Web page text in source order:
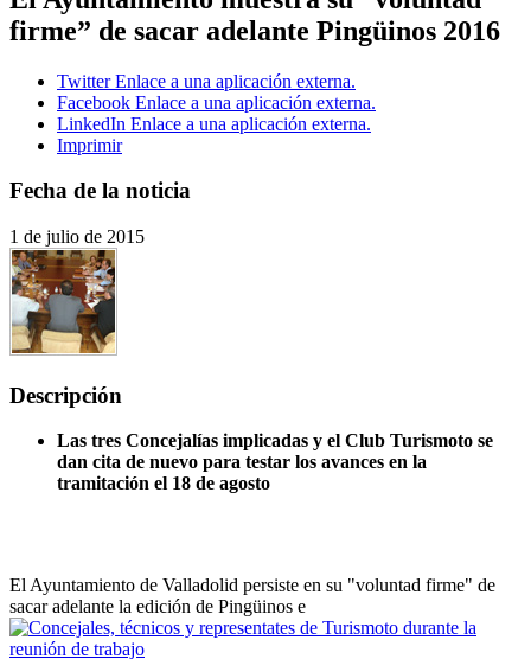
firme” de sacar adelante Pingüinos 2016
Twitter Enlace a una aplicación externa.
Facebook Enlace a una aplicación externa.
LinkedIn Enlace a una aplicación externa.
Imprimir
Fecha de la noticia
1 de julio de 2015
Descripción
Las tres Concejalías implicadas y el Club Turismoto se
dan cita de nuevo para testar los avances en la
tramitación el 18 de agosto
El Ayuntamiento de Valladolid persiste en su "voluntad firme" de
sacar adelante la edición de Pingüinos e